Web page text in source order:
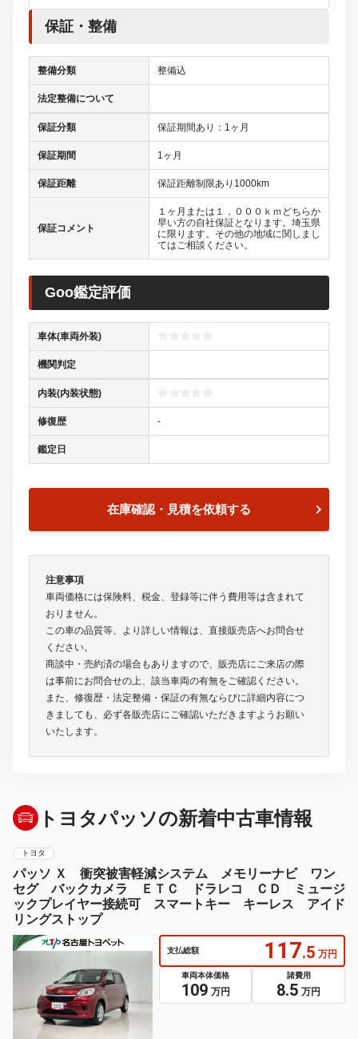
保証・整備
整備分類 整備込
法定整備について
保証分類 保証期間あり：1ヶ月
保証期間 1ヶ月
保証距離 保証距離制限あり1000km
保証コメント
１ヶ月または１，０００ｋｍどちらか
早い方の自社保証となります。埼玉県
に限ります。その他の地域に関しまし
てはご相談ください。
Goo鑑定評価
車体(車両外装)
機関判定
内装(内装状態)
修復歴 -
鑑定日
在庫確認・見積を依頼する
注意事項
車両価格には保険料、税金、登録等に伴う費用等は含まれて
おりません。
この車の品質等、より詳しい情報は、直接販売店へお問合せ
ください。
商談中・売約済の場合もありますので、販売店にご来店の際
は事前にお問合せの上、該当車両の有無をご確認ください。
また、修復歴・法定整備・保証の有無ならびに詳細内容につ
きましても、必ず各販売店にご確認いただきますようお願い
いたします。
トヨタパッソの新着中古車情報
トヨタ
パッソ Ｘ 衝突被害軽減システム メモリーナビ ワン
セグ バックカメラ ＥＴＣ ドラレコ ＣＤ ミュージ
ックプレイヤー接続可 スマートキー キーレス アイド
リングストップ
支払総額 117.5 万円
車両本体価格
109 万円
諸費用
8.5 万円